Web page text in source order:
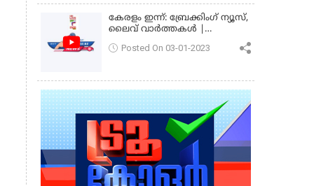
കേരളം ഇന്ന്: ബ്രേക്കിംഗ് ന്യൂസ്,
ലൈവ് വാർത്തകൾ |
Posted On 03-01-2023